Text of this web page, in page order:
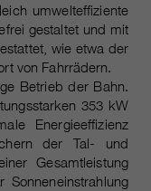
umwelteffiziente
gestaltet und mit
wie etwa der
von Fahrrädern.
Betrieb der Bahn.
353 kW
Energieeffizienz
der Tal- und
Gesamtleistung
Spam zu
Spam-
In
__utmb,
2
oder noch